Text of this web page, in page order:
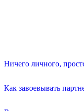
Ничего личного,
Как завоевывать